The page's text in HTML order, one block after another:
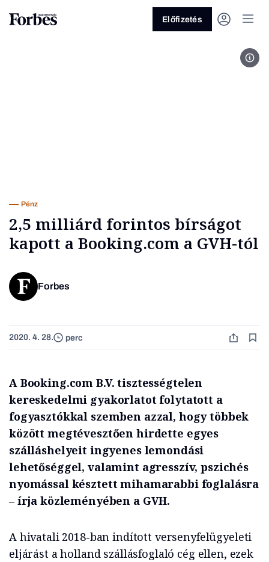
Előfizetés
Pénz
2,5 milliárd forintos bírságot
kapott a Booking.com a GVH-tól
Forbes
2020. 4. 28. perc
A Booking.com B.V. tisztességtelen
kereskedelmi gyakorlatot folytatott a
fogyasztókkal szemben azzal, hogy többek
között megtévesztően hirdette egyes
szálláshelyeit ingyenes lemondási
lehetőséggel, valamint agresszív, pszichés
nyomással késztett mihamarabbi foglalásra
– írja közleményében a GVH.
A hivatali 2018-ban indított versenyfelügyeleti
eljárást a holland szállásfoglaló cég ellen, ezek